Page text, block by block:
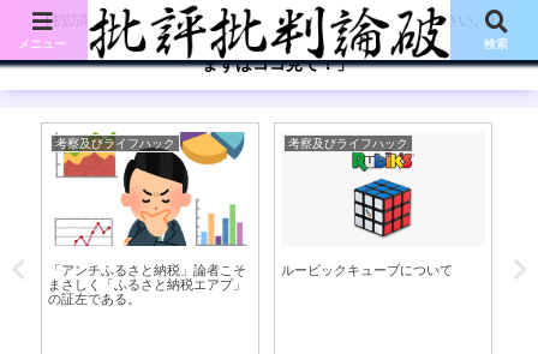
【初訪問の方は、下記の「まずはココ見て!」ボタンをご覧ください。】
「まずはココ見て！」
考察及びライフハック
「アンチふるさと納税」論者こそ
まさしく「ふるさと納税エアプ」
の証左である。
考察及びライフハック
ルービックキューブについて
働
メニュー 検索